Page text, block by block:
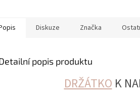
Diskuze Značka
popis produktu
DRŽÁTKO K